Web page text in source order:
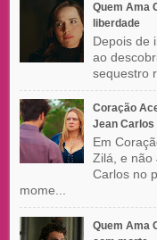
Quem Ama
liberdade
Depois de
ao
sequestro
Coração
Jean Carlos
Em
Zilá, e não
Carlos no
mome...
Quem Ama